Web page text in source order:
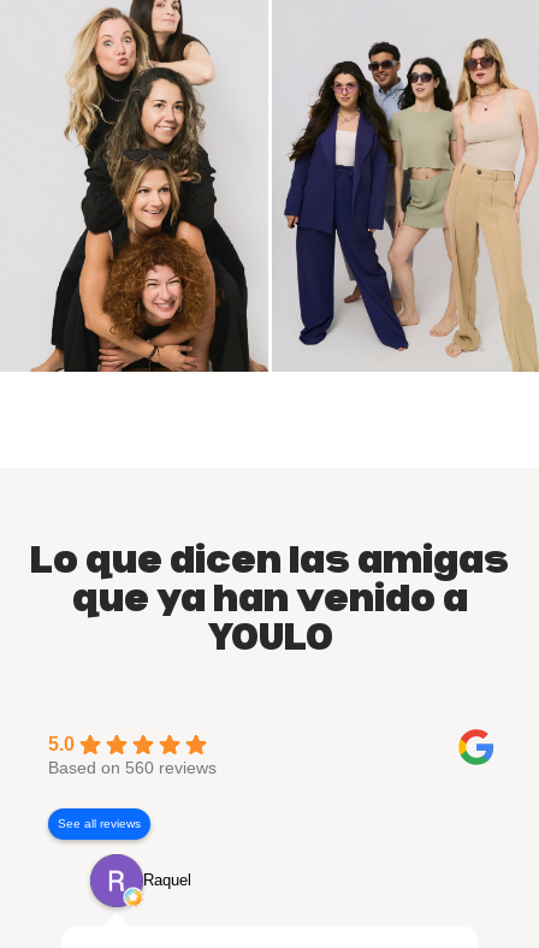
Lo que dicen las amigas
que ya han venido a
YOULO
5.0
Based on 560 reviews
See all reviews
Raquel